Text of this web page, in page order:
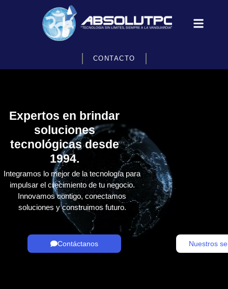
CONTACTO
Expertos en brindar
soluciones
tecnológicas desde
1994.
Integramos lo mejor de la tecnología para
impulsar el crecimiento de tu negocio.
Innovamos contigo, conectamos
soluciones y construimos futuro.
Contáctanos Nuestros